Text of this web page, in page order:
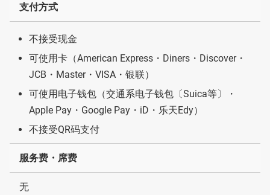
支付方式
不接受现金
可使用卡（American Express・Diners・Discover・
JCB・Master・VISA・银联）
可使用电子钱包（交通系电子钱包〔Suica等〕・
Apple Pay・Google Pay・iD・乐天Edy）
不接受QR码支付
服务费・席费
无